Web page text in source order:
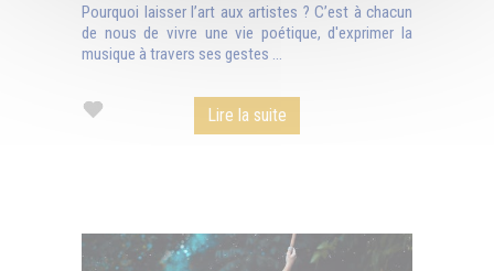
Pourquoi laisser l’art aux artistes ? C’est à chacun
de nous de vivre une vie poétique, d'exprimer la
musique à travers ses gestes ...
Lire la suite